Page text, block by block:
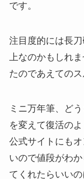
です。
注目度的には長
上なのかもしれ
たのであえての
ミニ万年筆、ど
を変えて復活のよ
公式サイトにも
いので値段がわ
てくれたらいいの